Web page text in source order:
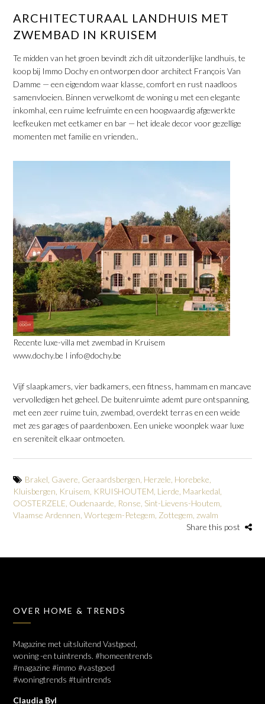
​ARCHITECTURAAL LANDHUIS MET
ZWEMBAD IN KRUISEM
Te midden van het groen bevindt zich dit uitzonderlijke landhuis, te
koop bij Immo Dochy en ontworpen door architect François Van
Damme — een eigendom waar klasse, comfort en rust naadloos
samenvloeien. Binnen verwelkomt de woning u met een elegante
inkomhal, een ruime leefruimte en een hoogwaardig afgewerkte
leefkeuken met eetkamer en bar — het ideale decor voor gezellige
momenten met familie en vrienden..
Recente luxe-villa met zwembad in Kruisem
www.dochy.be I info@dochy.be
Vijf slaapkamers, vier badkamers, een fitness, hammam en mancave
vervolledigen het geheel. De buitenruimte ademt pure ontspanning,
met een zeer ruime tuin, zwembad, overdekt terras en een weide
met zes garages of paardenboxen. Een unieke woonplek waar luxe
en sereniteit elkaar ontmoeten.
Brakel Gavere Geraardsbergen Herzele Horebeke
Kluisbergen Kruisem KRUISHOUTEM Lierde Maarkedal
OOSTERZELE Oudenaarde Ronse Sint-Lievens-Houtem
Vlaamse Ardennen ,Wortegem-Petegem Zottegem zwalm
Share this post
OVER HOME & TRENDS
Magazine met uitsluitend Vastgoed,
woning -en tuintrends. #homeentrends
#magazine #immo #vastgoed
#woningtrends #tuintrends
Claudia Byl